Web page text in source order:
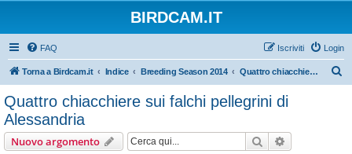
BIRDCAM.IT
FAQ Login
Iscriviti
Torna a Birdcam.it Indice Breeding Season 2014 Quattro chiacchiere sui falchi pellegrini di Alessandria
Quattro chiacchiere sui falchi pellegrini di
Alessandria
Nuovo argomento Cerca